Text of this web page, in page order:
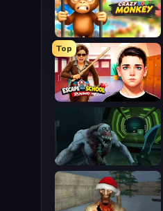
Crazy Zoo Monkey
Top
Escape from School: Runaway
Shoot Your Nightmare: Space Isolation